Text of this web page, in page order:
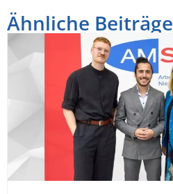
Ähnliche Beiträge